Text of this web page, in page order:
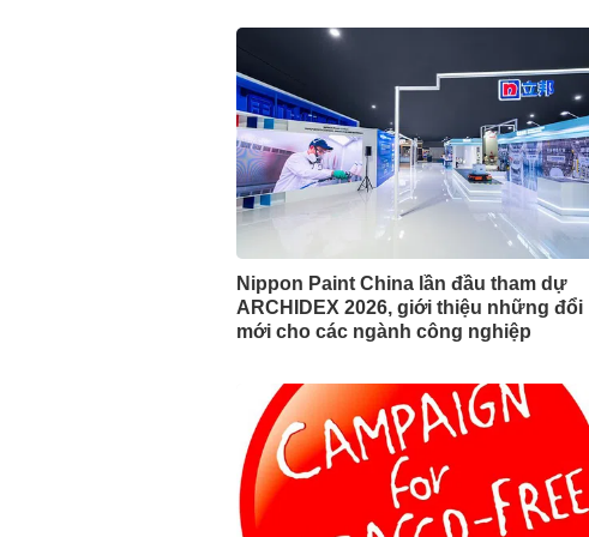
Nippon Paint China lần đầu tham dự
ARCHIDEX 2026, giới thiệu những đổi
mới cho các ngành công nghiệp